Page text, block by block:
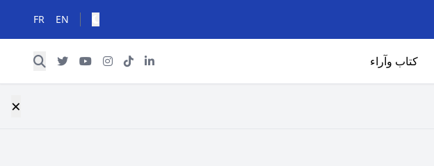
EN
FR
كتاب وآراء
×